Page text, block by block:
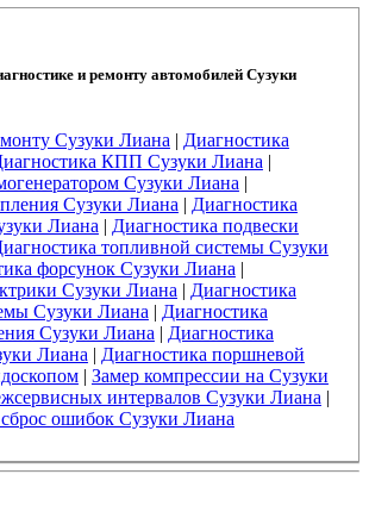
и ремонту автомобилей Сузуки
Сузуки Лиана | Диагностика
КПП Сузуки Лиана |
Сузуки Лиана |
Сузуки Лиана | Диагностика
Лиана | Диагностика подвески
топливной системы Сузуки
форсунок Сузуки Лиана |
Сузуки Лиана | Диагностика
Сузуки Лиана | Диагностика
Сузуки Лиана | Диагностика
Лиана | Диагностика поршневой
| Замер компрессии на Сузуки
интервалов Сузуки Лиана |
ошибок Сузуки Лиана